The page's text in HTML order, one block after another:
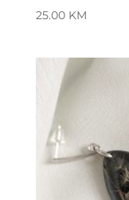
25.00 KM